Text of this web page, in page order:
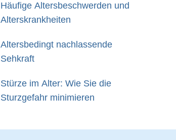
Häufige Altersbeschwerden und
Alterskrankheiten
Altersbedingt nachlassende
Sehkraft
Stürze im Alter: Wie Sie die
Sturzgefahr minimieren